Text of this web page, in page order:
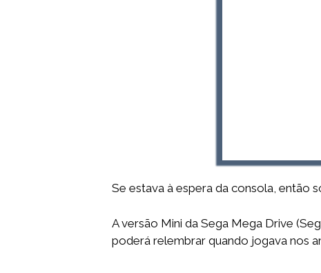
Se estava à espera da consola, então
A versão Mini da Sega Mega Drive
poderá relembrar quando jogava nos